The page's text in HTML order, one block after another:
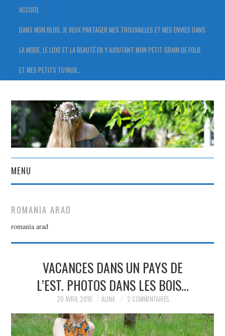
ACCUEIL
DANS MON BLOG, JE VEUX PARTAGER MES TROUVAILLES ET MES ENVIES DANS
LA MODE, LE LUXE ET LA BEAUTÉ EN Y AJOUTANT MON PETIT GRAIN DE FOLIE
ET MES PETITS TUYAUX…
MENU
DANS MON BLOG, JE VEUX
PARTAGER MES
TROUVAILLES ET MES
ENVIES DANS LA MODE, LE
LUXE ET LA BEAUTÉ EN Y
ROMANIA ARAD
romania arad
VACANCES DANS UN PAYS DE
L’EST. PHOTOS DANS LES BOIS…
26 AVRIL 2016 ALINA 2 COMMENTAIRES